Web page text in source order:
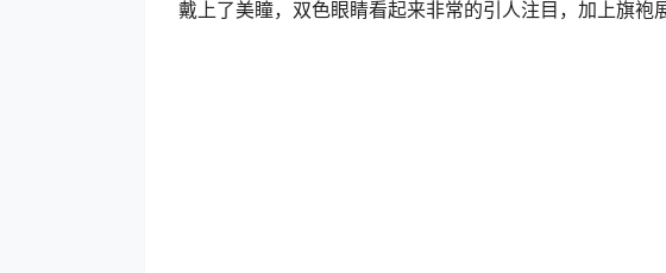
戴上了美瞳，双色眼睛看起来非常的引人注目，加上旗袍